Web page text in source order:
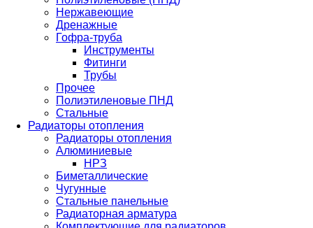
Нержавеющие
Дренажные
Гофра-труба
Инструменты
Фитинги
Трубы
Прочее
Полиэтиленовые ПНД
Стальные
Радиаторы отопления
Радиаторы отопления
Алюминиевые
НРЗ
Биметаллические
Чугунные
Стальные панельные
Радиаторная арматура